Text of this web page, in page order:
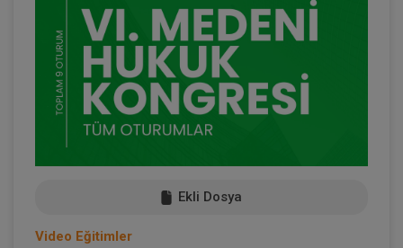
Ekli Dosya
Video Eğitimler